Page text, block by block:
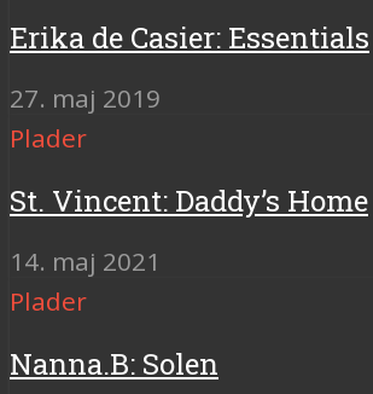
Erika de Casier: Essentials
27. maj 2019
Plader
St. Vincent: Daddy’s Home
14. maj 2021
Plader
Nanna.B: Solen